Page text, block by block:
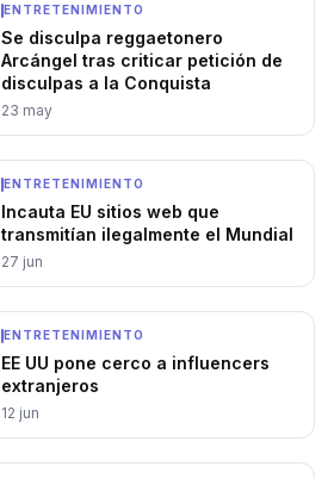
ENTRETENIMIENTO
Se disculpa reggaetonero
Arcángel tras criticar petición de
disculpas a la Conquista
23 may
ENTRETENIMIENTO
Incauta EU sitios web que
transmitían ilegalmente el Mundial
27 jun
ENTRETENIMIENTO
EE UU pone cerco a influencers
extranjeros
12 jun